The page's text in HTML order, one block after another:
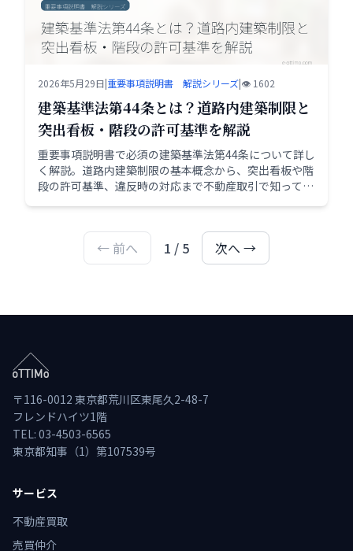
2026年5月29日|重要事項説明書 解説シリーズ|👁️ 1602
建築基準法第44条とは？道路内建築制限と
突出看板・階段の許可基準を解説
重要事項説明書で必須の建築基準法第44条について詳し
く解説。道路内建築制限の基本概念から、突出看板や階
段の許可基準、違反時の対応まで不動産取引で知ってお
← 前へ 1 / 5 次へ →
〒116-0012 東京都荒川区東尾久2-48-7
フレンドハイツ1階
TEL: 03-4503-6565
東京都知事（1）第107539号
サービス
不動産買取
売買仲介